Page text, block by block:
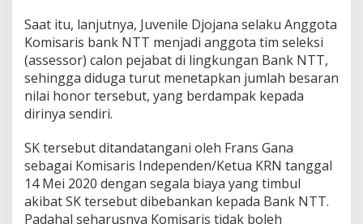
Saat itu, lanjutnya, Juvenile Djojana selaku Anggota
Komisaris bank NTT menjadi anggota tim seleksi
(assessor) calon pejabat di lingkungan Bank NTT,
sehingga diduga turut menetapkan jumlah besaran
nilai honor tersebut, yang berdampak kepada
dirinya sendiri.
SK tersebut ditandatangani oleh Frans Gana
sebagai Komisaris Independen/Ketua KRN tanggal
14 Mei 2020 dengan segala biaya yang timbul
akibat SK tersebut dibebankan kepada Bank NTT.
Padahal seharusnya Komisaris tidak boleh